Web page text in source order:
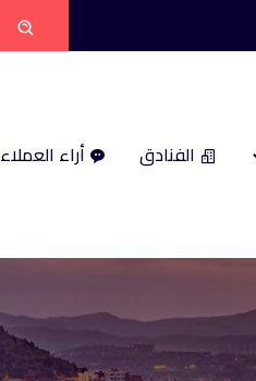
الفنادق أراء العملاء